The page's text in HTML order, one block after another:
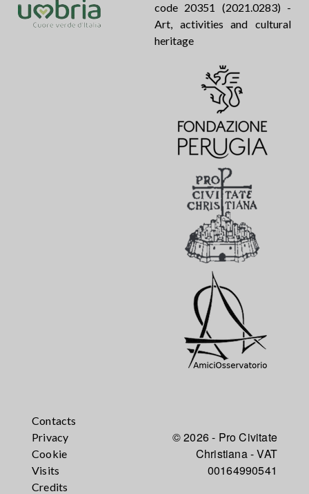
code 20351 (2021.0283) -
Art, activities and cultural
heritage
Contacts
Privacy
Cookie
Visits
Credits
© 2026 - Pro Civitate
Christiana - VAT
00164990541